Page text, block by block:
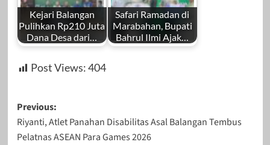
Kejari Balangan
Pulihkan Rp210 Juta
Dana Desa dari…
Safari Ramadan di
Marabahan, Bupati
Bahrul Ilmi Ajak…
Post Views:404
Post
navigation
Previous:
Riyanti, Atlet Panahan Disabilitas Asal Balangan Tembus
Pelatnas ASEAN Para Games 2026